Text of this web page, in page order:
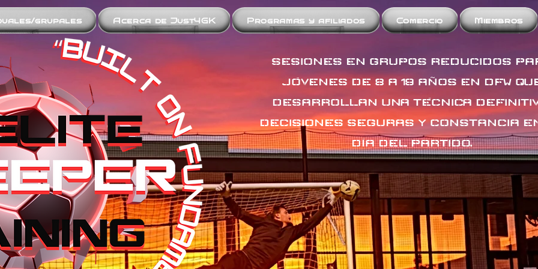
grupales Acerca de Just4GK Programas y afiliados Comercio Miembros
SESIONES EN GRUPOS REDUCIDOS
JÓVENES DE 8 A 19 AÑOS EN DFW
DESARROLLAN UNA TÉCNICA
DECISIONES SEGURAS Y CONSTANCIA
DÍA DEL PARTIDO.